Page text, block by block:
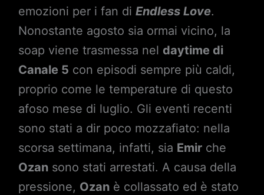
emozioni per i fan di Endless Love.
Nonostante agosto sia ormai vicino, la
soap viene trasmessa nel daytime di
Canale 5 con episodi sempre più caldi,
proprio come le temperature di questo
afoso mese di luglio. Gli eventi recenti
sono stati a dir poco mozzafiato: nella
scorsa settimana, infatti, sia Emirche
Ozansono stati arrestati. A causa della
pressione, Ozanè collassato ed è stato